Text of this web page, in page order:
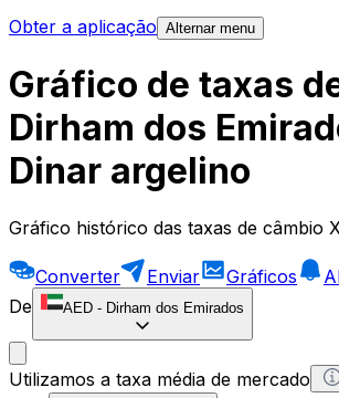
Obter a aplicação Alternar menu
Gráfico de taxas
Dirham dos
Dinar argelino
Gráfico histórico das taxas de câmbio
Converter Enviar Gráficos
De
AED - Dirham dos Emirados
Utilizamos a taxa média de mercado